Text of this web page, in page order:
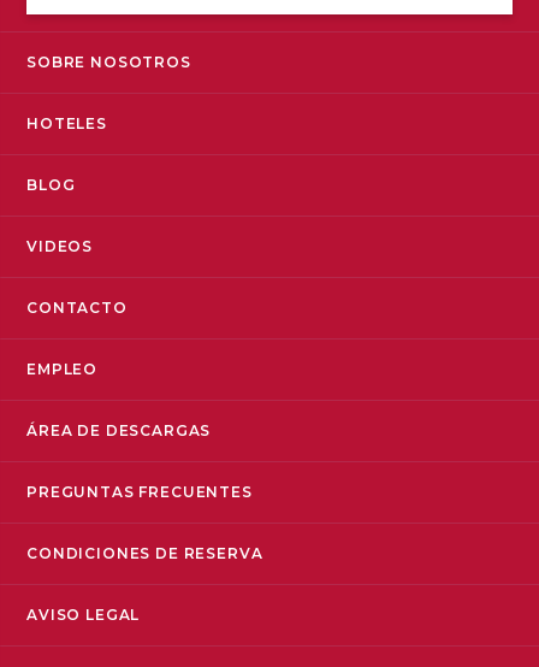
SOBRE NOSOTROS
HOTELES
BLOG
VIDEOS
CONTACTO
EMPLEO
ÁREA DE DESCARGAS
PREGUNTAS FRECUENTES
CONDICIONES DE RESERVA
AVISO LEGAL